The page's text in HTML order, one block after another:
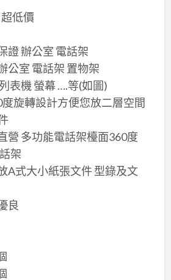
低價
證 辦公室 電話架
公室 電話架 置物架
表機 螢幕 ….等(如圖)
旋轉設計方便您放二層空間
營 多功能電話架檯面360度
架
A式大小紙張文件 型錄及文
良